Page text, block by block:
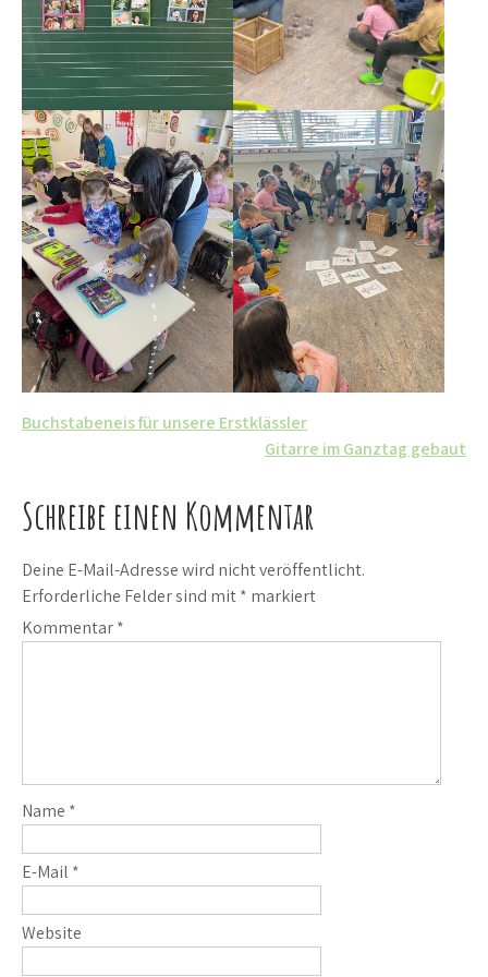
Beitrags-
Buchstabeneis für unsere Erstklässler
Gitarre im Ganztag gebaut
Schreibe einen Kommentar
Deine E-Mail-Adresse wird nicht veröffentlicht.
Erforderliche Felder sind mit* markiert
Kommentar*
Name *
E-Mail *
Website